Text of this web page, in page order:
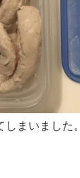
まいました。